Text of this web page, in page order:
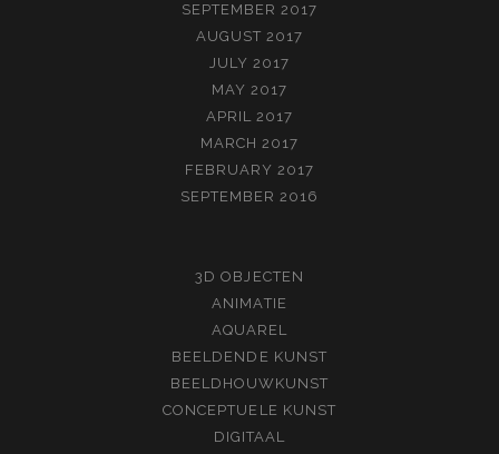
SEPTEMBER 2017
AUGUST 2017
JULY 2017
MAY 2017
APRIL 2017
MARCH 2017
FEBRUARY 2017
SEPTEMBER 2016
3D OBJECTEN
ANIMATIE
AQUAREL
BEELDENDE KUNST
BEELDHOUWKUNST
CONCEPTUELE KUNST
DIGITAAL